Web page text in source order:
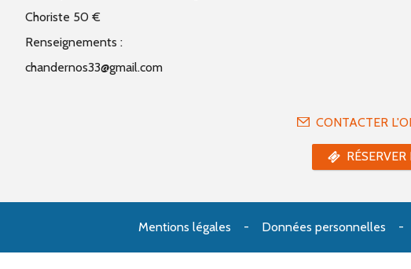
Choriste 50 €
Renseignements :
chandernos33@gmail.com
CONTACTER
Mentions légales Données personnelles